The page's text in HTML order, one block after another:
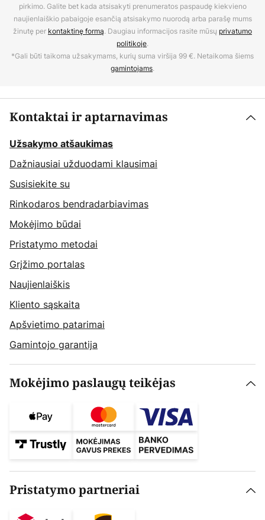
pirkimo. Galite bet kada atsisakyti prenumeratos paspaudę kiekvieno
naujienlaiškio pabaigoje esančią atsisakymo nuorodą arba parašę mums
žinutę per kontaktinę formą. Daugiau informacijos rasite mūsų privatumo
politikoje.
*Gali būti taikoma užsakymams, kurių suma viršija 99 €. Netaikoma šiems
gamintojams.
Kontaktai ir aptarnavimas
Užsakymo atšaukimas
Dažniausiai užduodami klausimai
Susisiekite su
Rinkodaros bendradarbiavimas
Mokėjimo būdai
Pristatymo metodai
Grįžimo portalas
Naujienlaiškis
Kliento sąskaita
Apšvietimo patarimai
Gamintojo garantija
Mokėjimo paslaugų teikėjas
Pristatymo partneriai